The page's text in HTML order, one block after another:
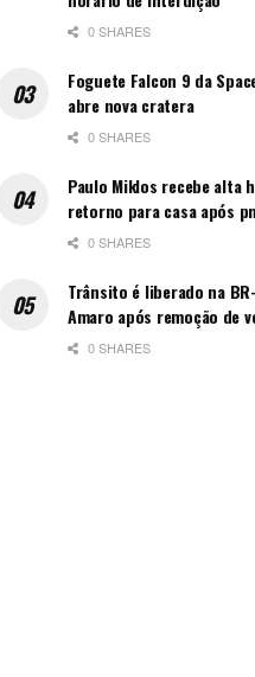
0 SHARES
Foguete Falcon 9 da
abre nova cratera
0 SHARES
Paulo Miklos recebe alta
retorno para casa após
0 SHARES
Trânsito é liberado na
Amaro após remoção de
0 SHARES